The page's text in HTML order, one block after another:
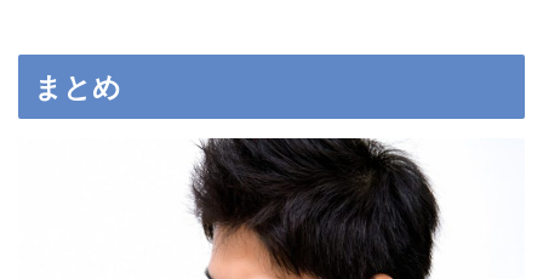
まとめ